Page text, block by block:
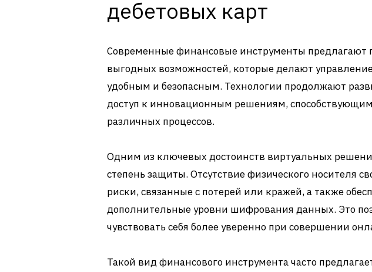
дебетовых карт
Современные финансовые инструменты предлагают
выгодных возможностей, которые делают
удобным и безопасным. Технологии продолжают
доступ к инновационным решениям,
различных процессов.
Одним из ключевых достоинств виртуальных
степень защиты. Отсутствие физического носителя
риски, связанные с потерей или кражей, а также
дополнительные уровни шифрования данных. Это
чувствовать себя более уверенно при совершении
Такой вид финансового инструмента часто